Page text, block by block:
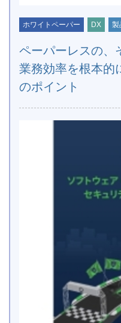
ホワイトペーパー DX 製
ペーパーレスの、
業務効率を根本的
のポイント